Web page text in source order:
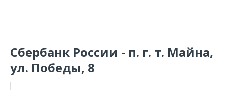
Сбербанк России - п. г. т. Майна,
ул. Победы, 8